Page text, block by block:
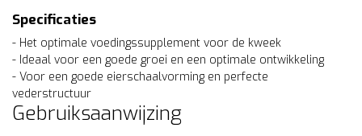
Specificaties
- Het optimale voedingssupplement voor de kweek
- Ideaal voor een goede groei en een optimale ontwikkeling
- Voor een goede eierschaalvorming en perfecte
vederstructuur
Gebruiksaanwijzing